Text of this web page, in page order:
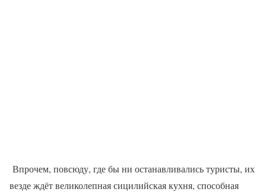
Впрочем, повсюду, где бы ни останавливались туристы, их
везде ждёт великолепная сицилийская кухня, способная